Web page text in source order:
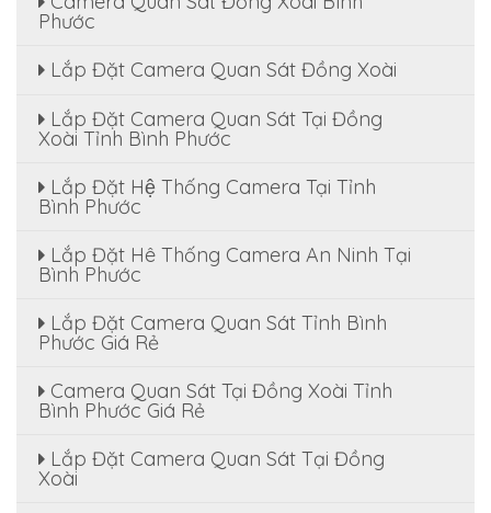
Phước
Lắp Đặt Camera Quan Sát Đồng Xoài
Lắp Đặt Camera Quan Sát Tại Đồng
Xoài Tỉnh Bình Phước
Lắp Đặt Hệ Thống Camera Tại Tỉnh
Bình Phước
Lắp Đặt Hê Thống Camera An Ninh Tại
Bình Phước
Lắp Đặt Camera Quan Sát Tỉnh Bình
Phước Giá Rẻ
Camera Quan Sát Tại Đồng Xoài Tỉnh
Bình Phước Giá Rẻ
Lắp Đặt Camera Quan Sát Tại Đồng
Xoài